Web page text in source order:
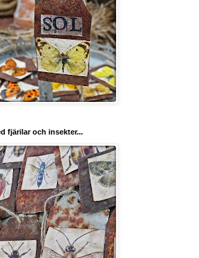
fjärilar och insekter...